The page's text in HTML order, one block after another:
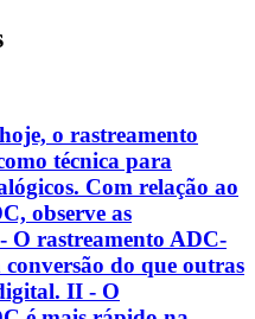
o rastreamento
técnica para
Com relação ao
observe as
O rastreamento ADC-
do que outras
II - O